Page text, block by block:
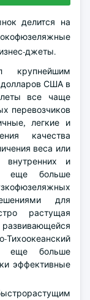
делится на
джеты.
крупнейшим
долларов США в
все чаще
перевозчиков
легкие и
качества
веса или
внутренних и
еще больше
для
растущая
еще больше
эффективные